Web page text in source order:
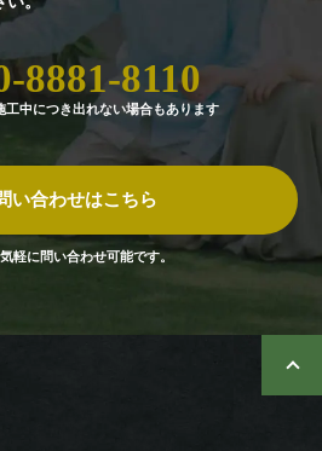
8881-8110
中につき出れない場合もあります
い合わせはこちら
軽に問い合わせ可能です。